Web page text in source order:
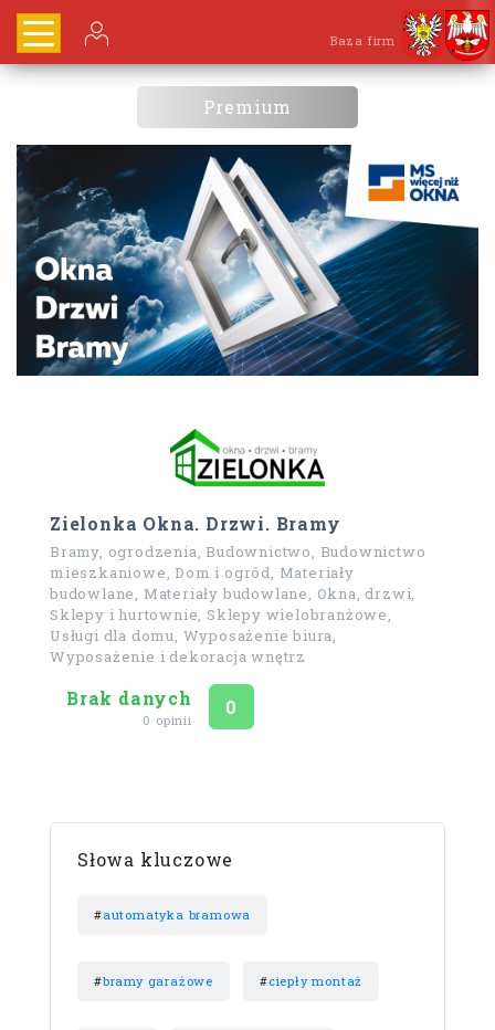
Baza firm
Premium
Zielonka Okna. Drzwi. Bramy
Bramy, ogrodzenia, Budownictwo, Budownictwo
mieszkaniowe, Dom i ogród, Materiały
budowlane, Materiały budowlane, Okna, drzwi,
Sklepy i hurtownie, Sklepy wielobranżowe,
Usługi dla domu, Wyposażenie biura,
Wyposażenie i dekoracja wnętrz
Brak danych
0 opinii
Ocena
0
Słowa kluczowe
#automatyka bramowa
#bramy garażowe #ciepły montaż